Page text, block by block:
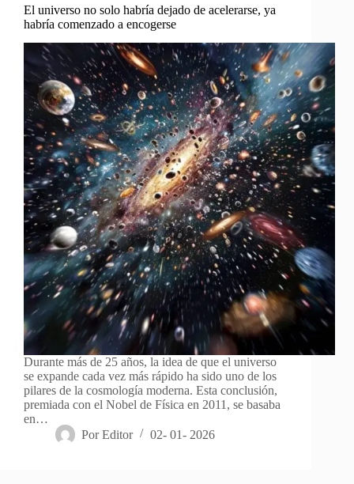
El universo no solo habría dejado de acelerarse, ya
habría comenzado a encogerse
Durante más de 25 años, la idea de que el universo
se expande cada vez más rápido ha sido uno de los
pilares de la cosmología moderna. Esta conclusión,
premiada con el Nobel de Física en 2011, se basaba
en…
Por Editor 02- 01- 2026